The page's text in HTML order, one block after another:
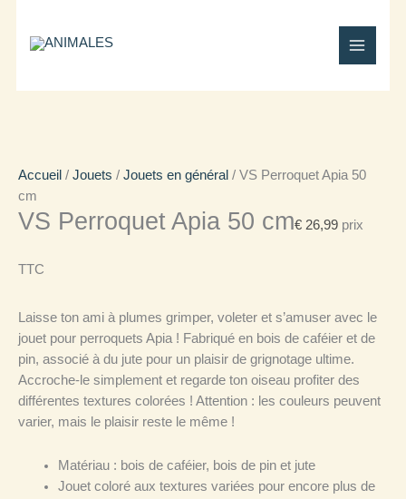
contenu
Accueil / Jouets / Jouets en général / VS Perroquet Apia 50
cm
VS Perroquet Apia 50 cm€ 26,99 prix
TTC
Laisse ton ami à plumes grimper, voleter et s’amuser avec le
jouet pour perroquets Apia ! Fabriqué en bois de caféier et de
pin, associé à du jute pour un plaisir de grignotage ultime.
Accroche-le simplement et regarde ton oiseau profiter des
différentes textures colorées ! Attention : les couleurs peuvent
varier, mais le plaisir reste le même !
Matériau : bois de caféier, bois de pin et jute
Jouet coloré aux textures variées pour encore plus de
VS
Apia
panier: